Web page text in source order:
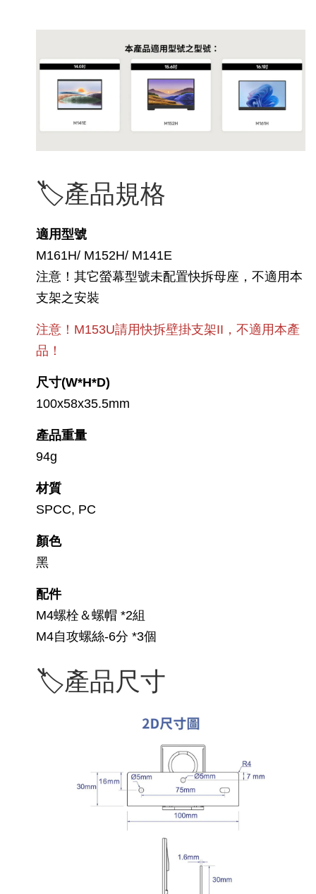
🏷️產品規格
適用型號
M161H/ M152H/ M141E
注意！其它螢幕型號未配置快拆母座，不適用本
支架之安裝
注意！M153U請用快拆壁掛支架II，不適用本產
品！
尺寸(W*H*D)
100x58x35.5mm
產品重量
94g
材質
SPCC, PC
顏色
黑
配件
M4螺栓＆螺帽 *2組
M4自攻螺絲-6分 *3個
🏷️產品尺寸